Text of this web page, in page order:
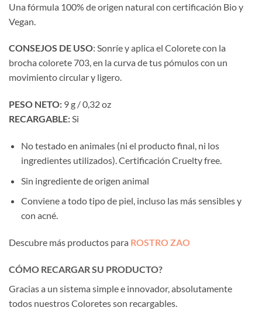
Una fórmula 100% de origen natural con certificación Bio y
Vegan.
CONSEJOS DE USO: Sonríe y aplica el Colorete con la
brocha colorete 703, en la curva de tus pómulos con un
movimiento circular y ligero.
PESO NETO: 9 g / 0,32 oz
RECARGABLE:Si
No testado en animales (ni el producto final, ni los
ingredientes utilizados). Certificación Cruelty free.
Sin ingrediente de origen animal
Conviene a todo tipo de piel, incluso las más sensibles y
con acné.
Descubre más productos para ROSTRO ZAO
CÓMO RECARGAR SU PRODUCTO?
Gracias a un sistema simple e innovador, absolutamente
todos nuestros Coloretes son recargables.